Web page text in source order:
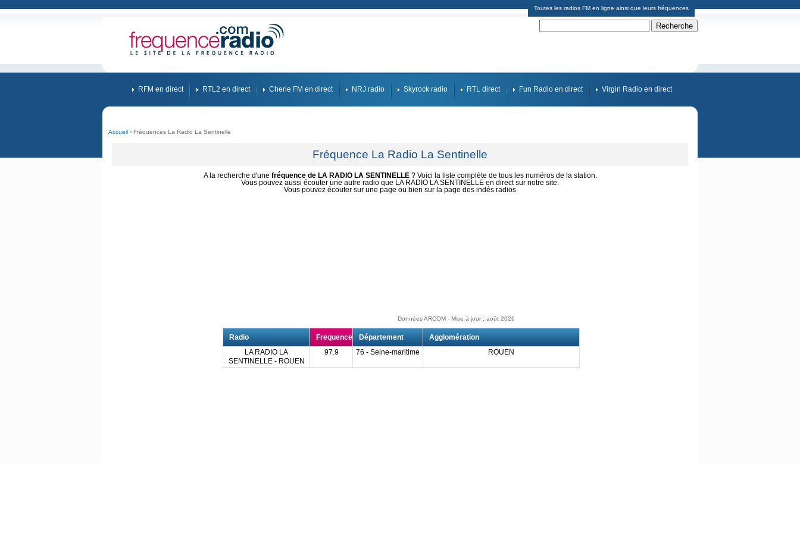
Toutes les radios FM en ligne ainsi que leurs fréquences
RFM en direct RTL2 en direct Cherie FM en direct NRJ radio Skyrock radio RTL direct Fun Radio en direct Virgin Radio en direct
Accueil › Fréquences La Radio La Sentinelle
Fréquence La Radio La Sentinelle
A la recherche d'une fréquence de LA RADIO LA SENTINELLE? Voici la liste complète de tous les numéros de la station.
Vous pouvez aussi écouter une autre radio que LA RADIO LA SENTINELLE en direct sur notre site.
Vous pouvez écouter sur une page ou bien sur la page des indés radios
Données ARCOM - Mise à jour : août 2026
Radio Frequence Département
Agglomération
LA RADIO LA
SENTINELLE - ROUEN
97.9 76 - Seine-maritime ROUEN